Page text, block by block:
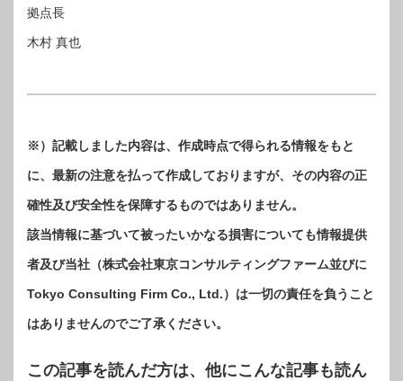
拠点長
木村 真也
※）記載しました内容は、作成時点で得られる情報をもと
に、最新の注意を払って作成しておりますが、その内容の正
確性及び安全性を保障するものではありません。
該当情報に基づいて被ったいかなる損害についても情報提供
者及び当社（株式会社東京コンサルティングファーム並びに
Tokyo Consulting Firm Co., Ltd.）は一切の責任を負うこと
はありませんのでご了承ください。
この記事を読んだ方は、他にこんな記事も読ん